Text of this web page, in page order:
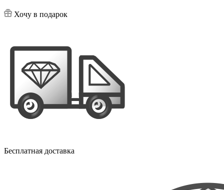
Хочу в подарок
Бесплатная доставка